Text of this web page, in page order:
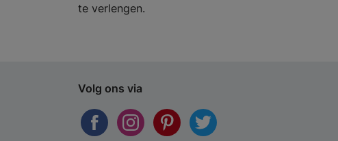
te verlengen.
Volg ons via